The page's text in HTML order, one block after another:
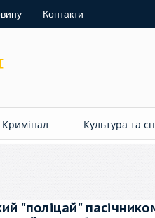
Контакти
Кримінал Культура та
"поліцай"